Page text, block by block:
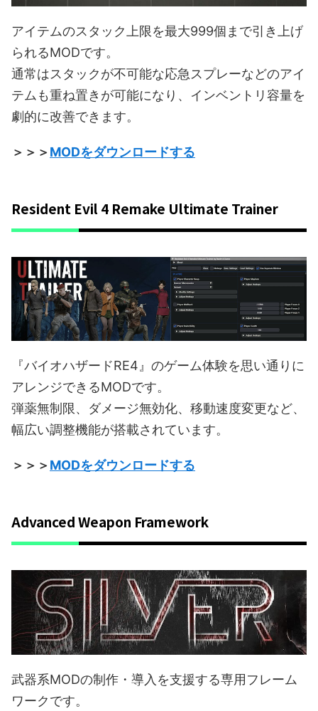
アイテムのスタック上限を最大999個まで引き上げ
られるMODです。
通常はスタックが不可能な応急スプレーなどのアイ
テムも重ね置きが可能になり、インベントリ容量を
劇的に改善できます。
＞＞＞MODをダウンロードする
Resident Evil 4 Remake Ultimate Trainer
『バイオハザードRE4』のゲーム体験を思い通りに
アレンジできるMODです。
弾薬無制限、ダメージ無効化、移動速度変更など、
幅広い調整機能が搭載されています。
＞＞＞MODをダウンロードする
Advanced Weapon Framework
武器系MODの制作・導入を支援する専用フレーム
ワークです。